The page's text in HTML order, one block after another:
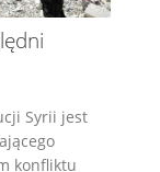
Syrii jest
konfliktu